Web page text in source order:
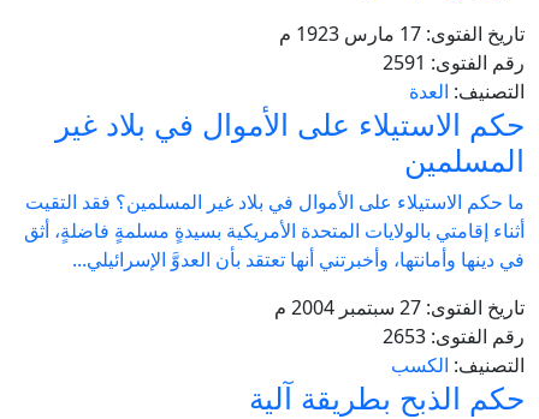
تاريخ الفتوى:
رقم الفتوى:
التصنيف: العدة
حكم الاستيلاء على الأموال في بلاد غير
المسلمين
ما حكم الاستيلاء على الأموال في بلاد غير المسلمين؟ فقد التقيت
أثناء إقامتي بالولايات المتحدة الأمريكية بسيدةٍ مسلمةٍ فاضلةٍ، أثق
في دينها وأمانتها، وأخبرتني أنها تعتقد بأن العدوَّ الإسرائيلي...
تاريخ الفتوى:
رقم الفتوى:
التصنيف: الكسب
حكم الذبح بطريقة آلية